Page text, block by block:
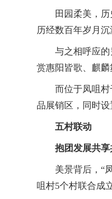
田园柔美，历史
历经数百年岁月
与之相呼应的另
赏惠阳皆歌、麒
而位于凤咀村千
品展销区，同时
五村联动
抱团发展共享
美景背后，“凤
咀村5个村联合成